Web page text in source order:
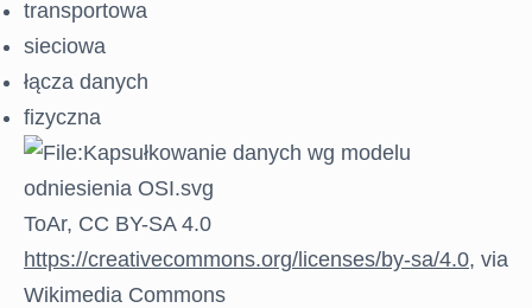
transportowa
sieciowa
łącza danych
fizyczna
ToAr, CC BY-SA 4.0
https://creativecommons.org/licenses/by-sa/4.0, via
Wikimedia Commons